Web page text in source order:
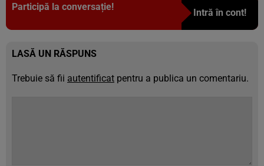
Participă la conversație!
Intră în cont!
LASĂ UN RĂSPUNS
Trebuie să fii autentificat pentru a publica un comentariu.